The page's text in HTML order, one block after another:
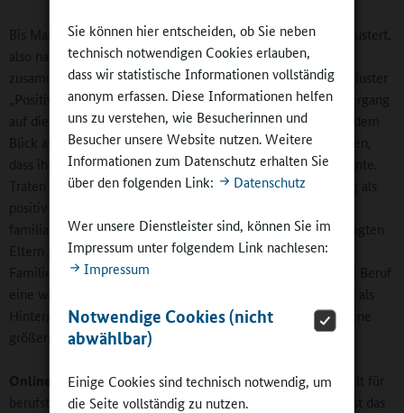
Sie können hier entscheiden, ob Sie neben
technisch notwendigen Cookies erlauben,
dass wir statistische Informationen vollständig
anonym erfassen. Diese Informationen helfen
uns zu verstehen, wie Besucherinnen und
Besucher unsere Website nutzen. Weitere
Informationen zum Datenschutz erhalten Sie
über den folgenden Link:
Datenschutz
Wer unsere Dienstleister sind, können Sie im
Impressum unter folgendem Link nachlesen:
Impressum
Notwendige Cookies (nicht
abwählbar)
Einige Cookies sind technisch notwendig, um
die Seite vollständig zu nutzen.
Bis Mai 2018 haben wir die Interviews in drei Bereiche geclustert,
also nach bestimmten Merkmalen Gruppen von Eltern
zusammengefasst und mit einer Überschrift versehen. Im Cluster
„Positive Wendung“ zum Beispiel haben die Eltern den Übergang
auf die Grundschule als positiv empfunden, was immer mit dem
Blick auf das Kind zusammenhing. Diese Eltern hatten Sorgen,
dass ihr Kind in der Schule Schwierigkeiten bekommen könnte.
Traten diese Schwierigkeiten nicht ein, wurde der Übergang als
positiv empfunden. Im zweiten Cluster „Übergang als eine
familiale Herausforderung“, zu dem ein Drittel unserer befragten
Eltern gehört, spielte die Aufrechterhaltung der
Familienorganisation und der Vereinbarkeit von Familie und Beruf
eine wichtige Rolle. Das dritte Cluster haben wir „Übergang als
Hintergrundgeschehen“ genannt. Hier rief der Übergang keine
größeren Brüche hervor und lief quasi so mit.
Online-Redaktion:Beim Übergang in die Grundschule spielt für
berufstätige Eltern der Ganztag eine entscheidende Rolle. Ist das